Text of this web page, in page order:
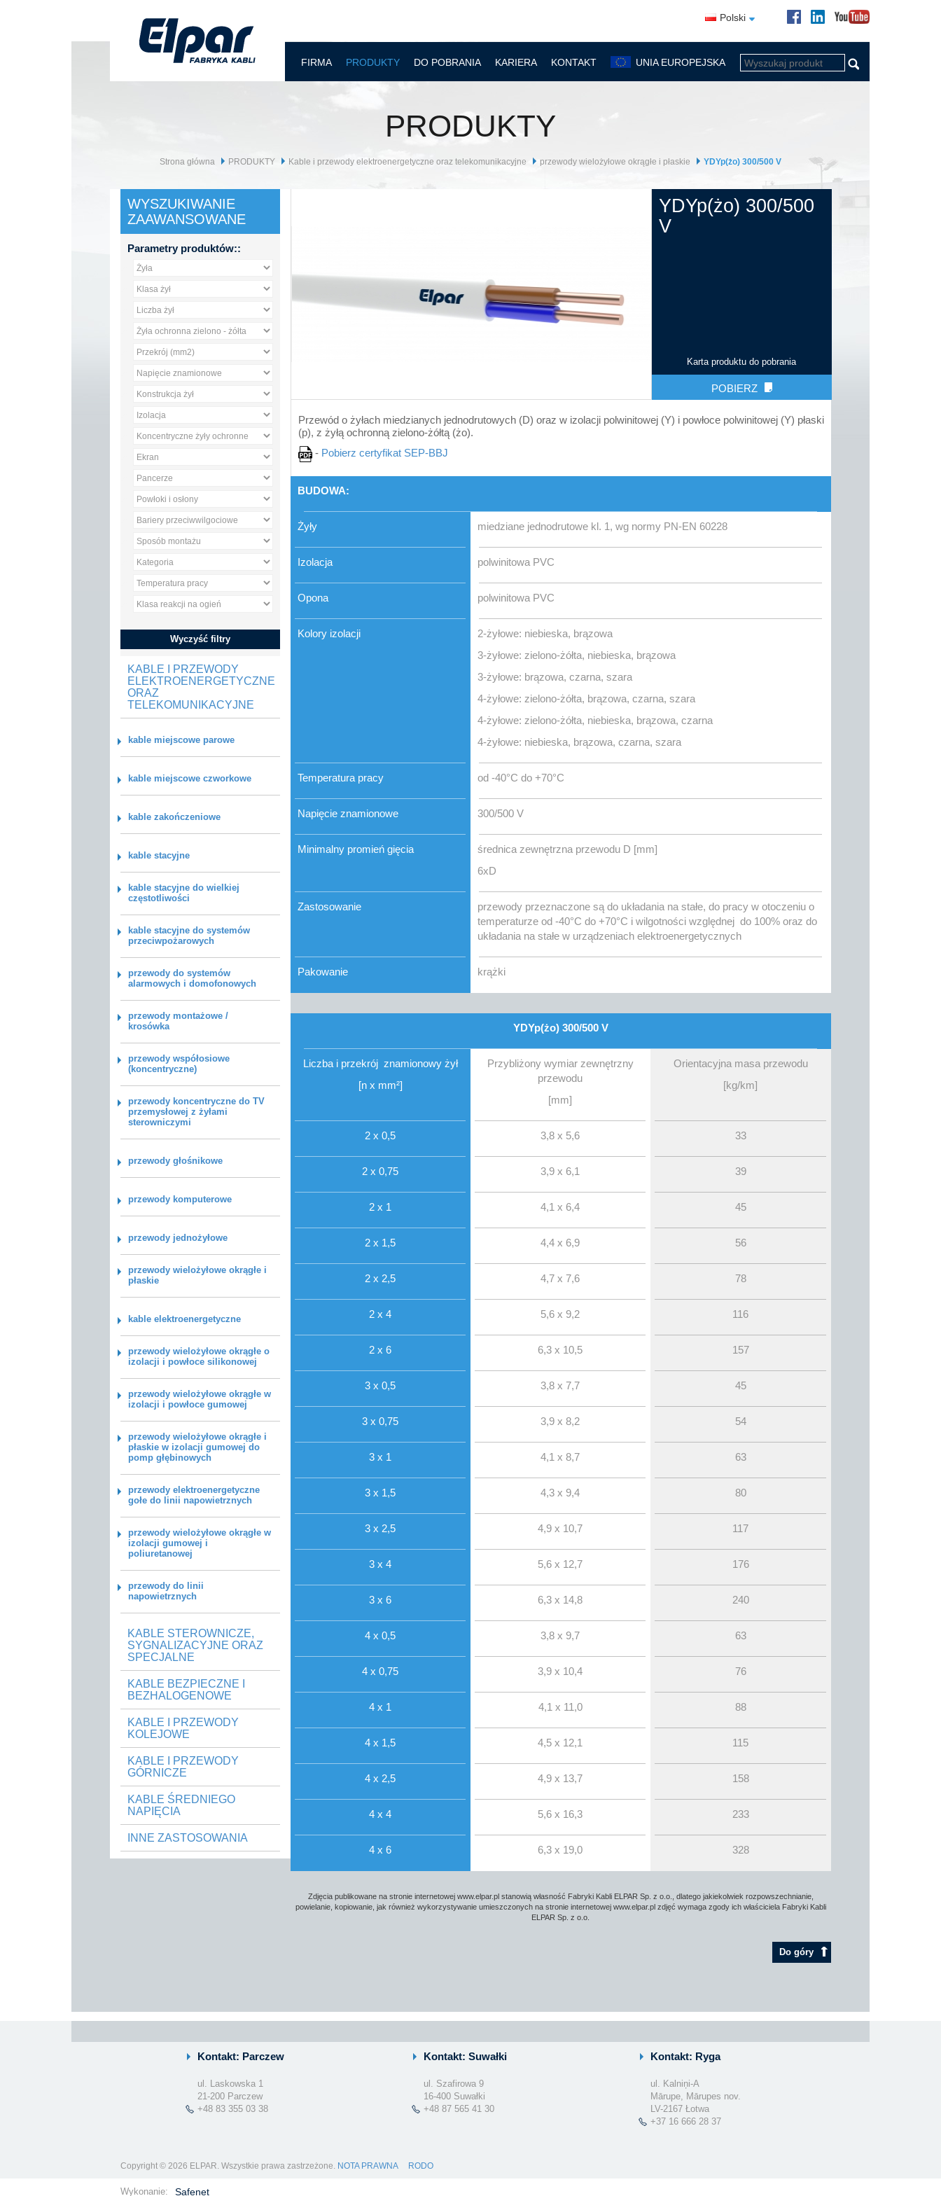
Polski
FIRMA PRODUKTY DO POBRANIA KARIERA KONTAKT UNIA EUROPEJSKA
PRODUKTY
Strona główna PRODUKTY Kable i przewody elektroenergetyczne oraz telekomunikacyjne przewody wielożyłowe okrągłe i płaskie YDYp(żo) 300/500 V
WYSZUKIWANIE
ZAAWANSOWANE
Parametry produktów::
Wyczyść filtry
KABLE I PRZEWODY
ELEKTROENERGETYCZNE
ORAZ
TELEKOMUNIKACYJNE
kable miejscowe parowe
kable miejscowe czworkowe
kable zakończeniowe
kable stacyjne
kable stacyjne do wielkiej
częstotliwości
kable stacyjne do systemów
przeciwpożarowych
przewody do systemów
alarmowych i domofonowych
przewody montażowe /
krosówka
przewody współosiowe
(koncentryczne)
przewody koncentryczne do TV
przemysłowej z żyłami
sterowniczymi
przewody głośnikowe
przewody komputerowe
przewody jednożyłowe
przewody wielożyłowe okrągłe i
płaskie
kable elektroenergetyczne
przewody wielożyłowe okrągłe o
izolacji i powłoce silikonowej
przewody wielożyłowe okrągłe w
izolacji i powłoce gumowej
przewody wielożyłowe okrągłe i
płaskie w izolacji gumowej do
pomp głębinowych
przewody elektroenergetyczne
gołe do linii napowietrznych
przewody wielożyłowe okrągłe w
izolacji gumowej i
poliuretanowej
przewody do linii
napowietrznych
KABLE STEROWNICZE,
SYGNALIZACYJNE ORAZ
SPECJALNE
KABLE BEZPIECZNE I
BEZHALOGENOWE
KABLE I PRZEWODY
KOLEJOWE
KABLE I PRZEWODY
GÓRNICZE
KABLE ŚREDNIEGO
NAPIĘCIA
INNE ZASTOSOWANIA
YDYp(żo) 300/500
V
Karta produktu do pobrania
POBIERZ
Przewód o żyłach miedzianych jednodrutowych (D) oraz w izolacji polwinitowej (Y) i powłoce polwinitowej (Y) płaski
(p), z żyłą ochronną zielono-żółtą (żo).
- Pobierz certyfikat SEP-BBJ
BUDOWA:
Żyły miedziane jednodrutowe kl. 1, wg normy PN-EN 60228
Izolacja polwinitowa PVC
Opona polwinitowa PVC
Kolory izolacji
2-żyłowe: niebieska, brązowa
3-żyłowe: zielono-żółta, niebieska, brązowa
3-żyłowe: brązowa, czarna, szara
4-żyłowe: zielono-żółta, brązowa, czarna, szara
4-żyłowe: zielono-żółta, niebieska, brązowa, czarna
4-żyłowe: niebieska, brązowa, czarna, szara
Temperatura pracy od -40°C do +70°C
Napięcie znamionowe 300/500 V
Minimalny promień gięcia
średnica zewnętrzna przewodu D [mm]
6xD
Zastosowanie
przewody przeznaczone są do układania na stałe, do pracy w otoczeniu o
temperaturze od -40°C do +70°C i wilgotności względnej do 100% oraz do
układania na stałe w urządzeniach elektroenergetycznych
Pakowanie krążki
YDYp(żo) 300/500 V
Liczba i przekrój znamionowy żył
[n x mm²]
Przybliżony wymiar zewnętrzny
przewodu
[mm]
Orientacyjna masa przewodu
[kg/km]
2 x 0,5 3,8 x 5,6 33
2 x 0,75 3,9 x 6,1 39
2 x 1 4,1 x 6,4 45
2 x 1,5 4,4 x 6,9 56
2 x 2,5 4,7 x 7,6 78
2 x 4 5,6 x 9,2 116
2 x 6 6,3 x 10,5 157
3 x 0,5 3,8 x 7,7 45
3 x 0,75 3,9 x 8,2 54
3 x 1 4,1 x 8,7 63
3 x 1,5 4,3 x 9,4 80
3 x 2,5 4,9 x 10,7 117
3 x 4 5,6 x 12,7 176
3 x 6 6,3 x 14,8 240
4 x 0,5 3,8 x 9,7 63
4 x 0,75 3,9 x 10,4 76
4 x 1 4,1 x 11,0 88
4 x 1,5 4,5 x 12,1 115
4 x 2,5 4,9 x 13,7 158
4 x 4 5,6 x 16,3 233
4 x 6 6,3 x 19,0 328
Zdjęcia publikowane na stronie internetowej www.elpar.pl stanowią własność Fabryki Kabli ELPAR Sp. z o.o., dlatego jakiekolwiek rozpowszechnianie,
powielanie, kopiowanie, jak również wykorzystywanie umieszczonych na stronie internetowej www.elpar.pl zdjęć wymaga zgody ich właściciela Fabryki Kabli
ELPAR Sp. z o.o.
Do góry
Kontakt: Parczew
ul. Laskowska 1
21-200 Parczew
+48 83 355 03 38
Kontakt: Suwałki
ul. Szafirowa 9
16-400 Suwałki
+48 87 565 41 30
Kontakt: Ryga
ul. Kalniņi-A
Mārupe, Mārupes nov.
LV-2167 Łotwa
+37 16 666 28 37
Copyright © 2026 ELPAR. Wszystkie prawa zastrzeżone. NOTA PRAWNA RODO
Wykonanie: Safenet